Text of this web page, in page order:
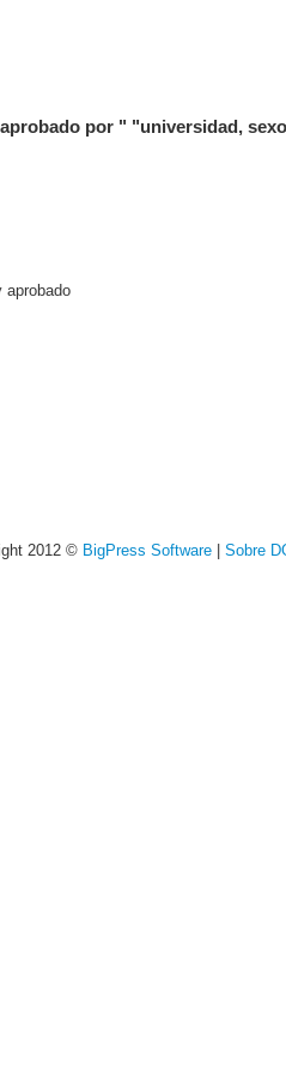
por " "universidad,
aprobado
2012 © BigPress Software| Sobre